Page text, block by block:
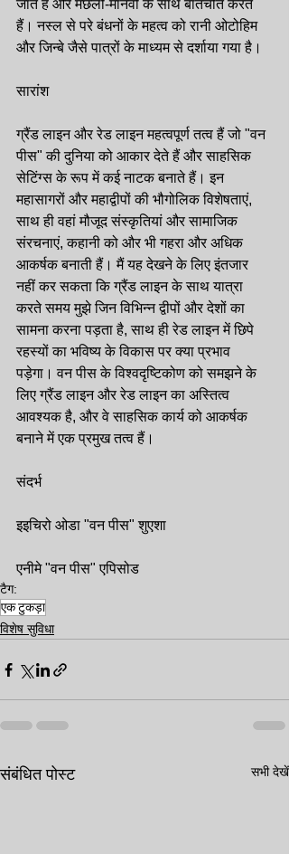
जाते हैं और मछली-मानवों के साथ बातचीत करते
हैं। नस्ल से परे बंधनों के महत्व को रानी ओटोहिम
और जिन्बे जैसे पात्रों के माध्यम से दर्शाया गया है।
सारांश
ग्रैंड लाइन और रेड लाइन महत्वपूर्ण तत्व हैं जो "वन
पीस" की दुनिया को आकार देते हैं और साहसिक
सेटिंग्स के रूप में कई नाटक बनाते हैं। इन
महासागरों और महाद्वीपों की भौगोलिक विशेषताएं,
साथ ही वहां मौजूद संस्कृतियां और सामाजिक
संरचनाएं, कहानी को और भी गहरा और अधिक
आकर्षक बनाती हैं। मैं यह देखने के लिए इंतजार
नहीं कर सकता कि ग्रैंड लाइन के साथ यात्रा
करते समय मुझे जिन विभिन्न द्वीपों और देशों का
सामना करना पड़ता है, साथ ही रेड लाइन में छिपे
रहस्यों का भविष्य के विकास पर क्या प्रभाव
पड़ेगा। वन पीस के विश्वदृष्टिकोण को समझने के
लिए ग्रैंड लाइन और रेड लाइन का अस्तित्व
आवश्यक है, और वे साहसिक कार्य को आकर्षक
बनाने में एक प्रमुख तत्व हैं।
संदर्भ
इइचिरो ओडा "वन पीस" शुएशा
एनीमे "वन पीस" एपिसोड
टैग:
एक टुकड़ा
विशेष सुविधा
संबंधित पोस्ट सभी देखें